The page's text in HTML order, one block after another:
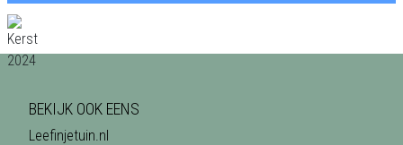
BEKIJK OOK EENS
Leefinjetuin.nl